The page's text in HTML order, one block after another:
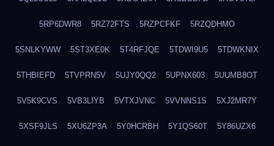
5RP6DWR8 5RZ72FTS 5RZPCFKF 5RZQDHMO
5SNLKYWW 5ST3XE0K 5T4RFJQE 5TDWI9U5 5TDWKNIX
5THBIEFD 5TVPRN5V 5UJY0QQ2 5UPNX603 5UUMB8OT
5V5K9CVS 5VB3LIYB 5VTXJVNC 5VVNNS1S 5XJ2MR7Y
5XSF9JLS 5XU6ZP3A 5Y0HCRBH 5Y1QS60T 5Y86UZX6